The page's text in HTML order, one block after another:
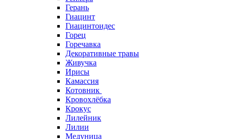
Герань
Гиацинт
Гиацинтоидес
Горец
Горечавка
Декоративные травы
Живучка
Ирисы
Камассия
Котовник
Кровохлёбка
Крокус
Лилейник
Лилии
Медуница